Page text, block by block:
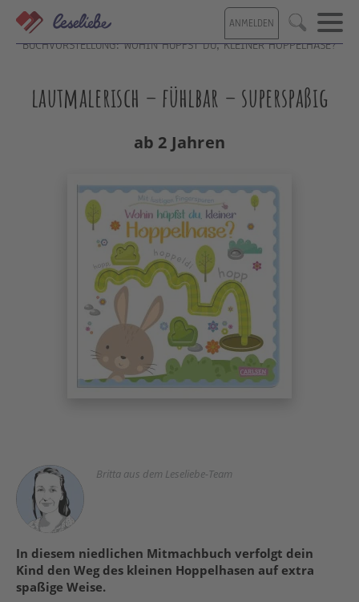
Direkt
zum
Inhalt
ANMELDEN Suche
BUCHVORSTELLUNG: WOHIN HÜPFST DU, KLEINER HOPPELHASE?
lautmalerisch – fühlbar – superspaßig
ab 2 Jahren
Britta aus dem Leseliebe-Team
In diesem niedlichen Mitmachbuch verfolgt dein
Kind den Weg des kleinen Hoppelhasen auf extra
spaßige Weise.